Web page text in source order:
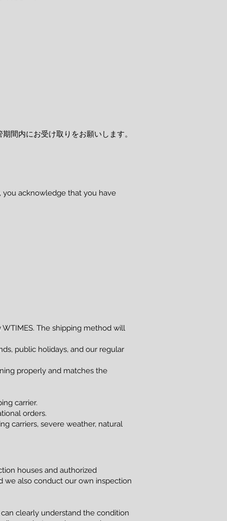
間内にお受け取りをお願いします。
you acknowledge that you have
WTIMES. The shipping method will
public holidays, and our regular
properly and matches the
carrier.
orders.
carriers, severe weather, natural
houses and authorized
we also conduct our own inspection
clearly understand the condition